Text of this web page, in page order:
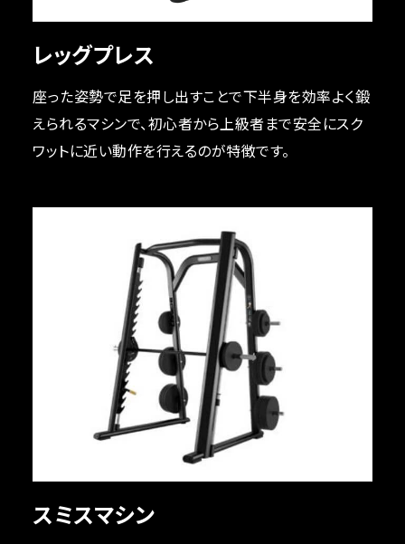
レッグプレス
座った姿勢で足を押し出すことで下半身を効率よく鍛
えられるマシンで、初心者から上級者まで安全にスク
ワットに近い動作を行えるのが特徴です。
スミスマシン